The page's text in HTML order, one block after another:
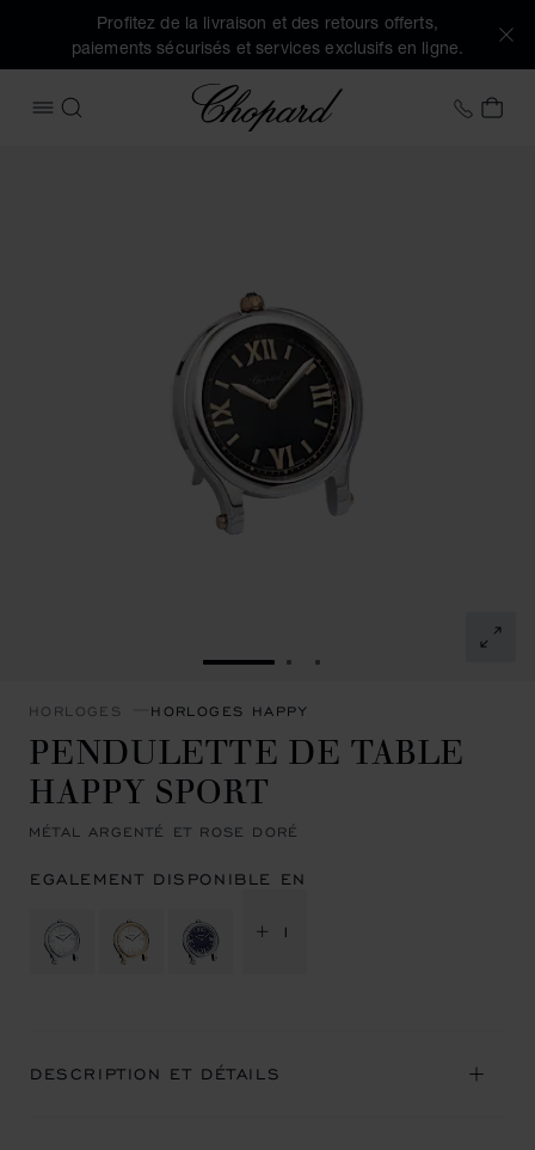
Profitez de la livraison et des retours offerts,
paiements sécurisés et services exclusifs en ligne.
OUVRIR LE MENU
RECHERCHER
Chopard +41
ALLER À LA DIAPOSITIVE 1
ALLER À LA
ALLER À LA
HORLOGES HORLOGES HAPPY
PENDULETTE DE TABLE
HAPPY SPORT
MÉTAL ARGENTÉ ET ROSE DORÉ
EGALEMENT DISPONIBLE EN
+ 1
DESCRIPTION ET DÉTAILS